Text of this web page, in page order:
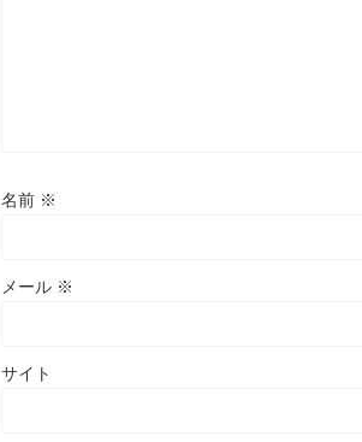
名前 ※
メール ※
サイト